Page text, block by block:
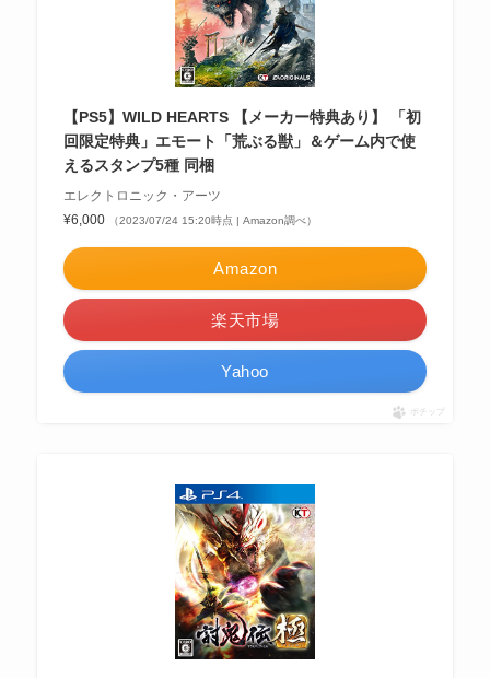
【PS5】WILD HEARTS 【メーカー特典あり】 「初
回限定特典」エモート「荒ぶる獣」＆ゲーム内で使
えるスタンプ5種 同梱
エレクトロニック・アーツ
¥6,000
（2023/07/24 15:20時点 | Amazon調べ）
Amazon
楽天市場
Yahoo
ポチップ